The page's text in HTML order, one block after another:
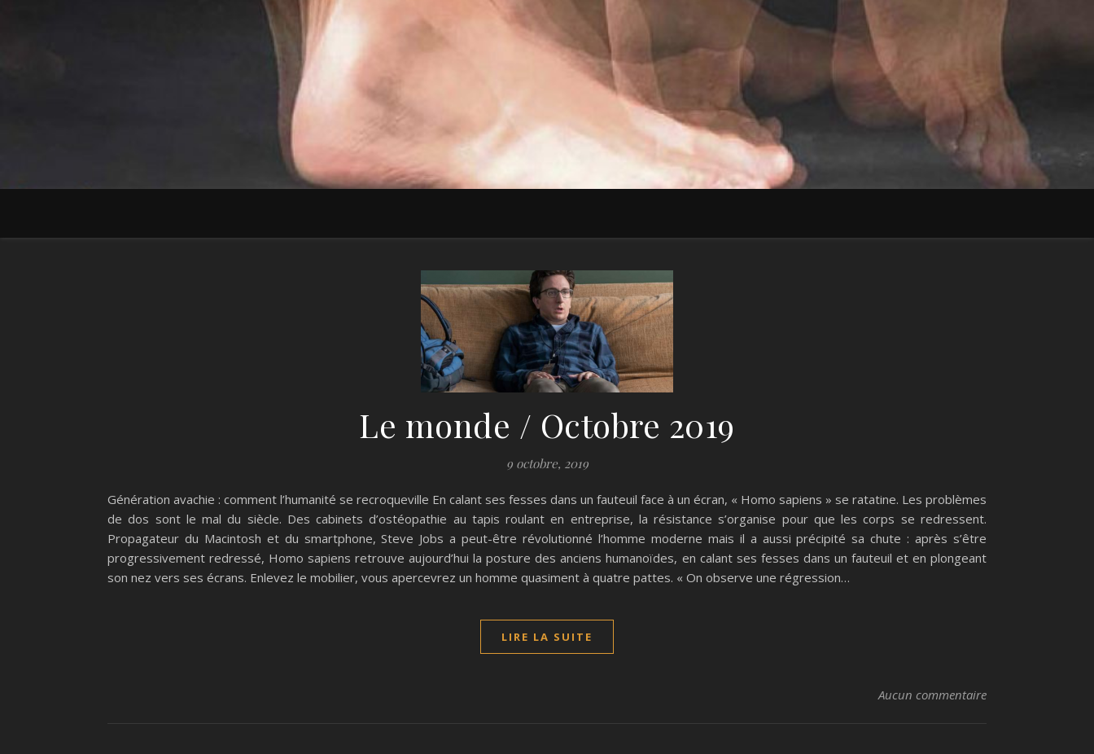
Le monde / Octobre 2019
9 octobre, 2019
Génération avachie : comment l’humanité se recroqueville En calant ses fesses dans un fauteuil face à un écran, « Homo sapiens » se ratatine. Les problèmes
de dos sont le mal du siècle. Des cabinets d’ostéopathie au tapis roulant en entreprise, la résistance s’organise pour que les corps se redressent.
Propagateur du Macintosh et du smartphone, Steve Jobs a peut-être révolutionné l’homme moderne mais il a aussi précipité sa chute : après s’être
progressivement redressé, Homo sapiens retrouve aujourd’hui la posture des anciens humanoïdes, en calant ses fesses dans un fauteuil et en plongeant
son nez vers ses écrans. Enlevez le mobilier, vous apercevrez un homme quasiment à quatre pattes. « On observe une régression…
LIRE LA SUITE
Aucun commentaire